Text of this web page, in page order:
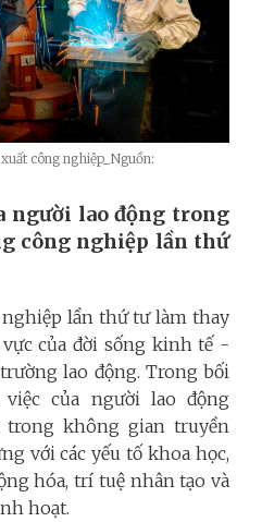
công nghiệp_Nguồn:
người lao động trong
công nghiệp lần thứ
nghiệp lần thứ tư làm thay
của đời sống kinh tế -
lao động. Trong bối
của người lao động
không gian truyền
với các yếu tố khoa học,
hóa, trí tuệ nhân tạo và
hoạt.